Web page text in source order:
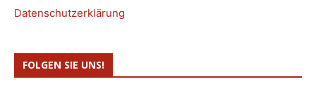
Datenschutzerklärung
FOLGEN SIE UNS!